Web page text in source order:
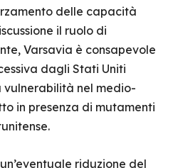
delle capacità
il ruolo di
Varsavia è consapevole
dagli Stati Uniti
nel medio-
in presenza di mutamenti
riduzione del